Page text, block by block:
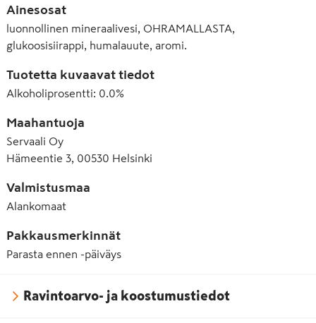
Ainesosat
luonnollinen mineraalivesi, OHRAMALLASTA,
glukoosisiirappi, humalauute, aromi.
Tuotetta kuvaavat tiedot
Alkoholiprosentti: 0.0%
Maahantuoja
Servaali Oy
Hämeentie 3, 00530 Helsinki
Valmistusmaa
Alankomaat
Pakkausmerkinnät
Parasta ennen -päiväys
Ravintoarvo- ja koostumustiedot